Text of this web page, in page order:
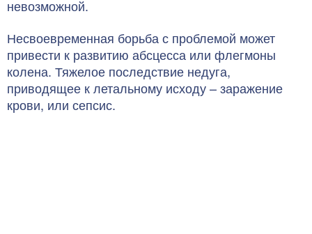
невозможной.
Несвоевременная борьба с проблемой может
привести к развитию абсцесса или флегмоны
колена. Тяжелое последствие недуга,
приводящее к летальному исходу – заражение
крови, или сепсис.